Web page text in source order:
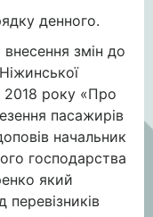
денного.
змін до
2018 року «Про
пасажирів
начальник
господарства
який